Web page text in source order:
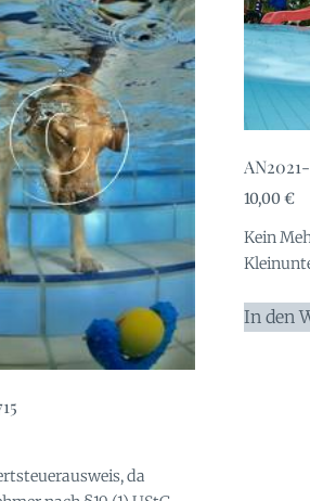
da
10,00€
Kein
In den